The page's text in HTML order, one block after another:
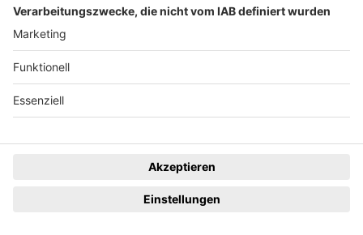
Ballrechten-Dottingen